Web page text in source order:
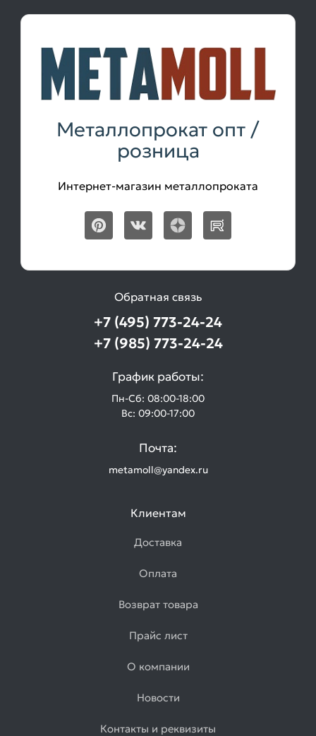
Металлопрокат опт /
розница
Интернет-магазин металлопроката
Обратная связь
+7 (495) 773-24-24
+7 (985) 773-24-24
График работы:
Пн-Сб: 08:00-18:00
Вс: 09:00-17:00
Почта:
metamoll@yandex.ru
Клиентам
Доставка
Оплата
Возврат товара
Прайс лист
О компании
Новости
Контакты и реквизиты